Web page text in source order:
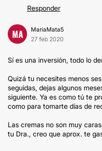
Responder
MA
MariaMata5
27 feb 2020
Sí es una inversión, todo lo
Quizá tu necesites menos
seguidas, dejas algunos
siguiente. Ya es como tú te
como para tomarte días de
Las cremas no son muy
tu Dra., creo que aprox. te